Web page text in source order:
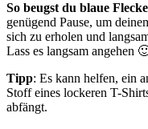
So beugst du blaue
genügend Pause, um
sich zu erholen und
Lass es langsam angehen
Tipp: Es kann helfen, ein
Stoff eines lockeren T-
abfängt.